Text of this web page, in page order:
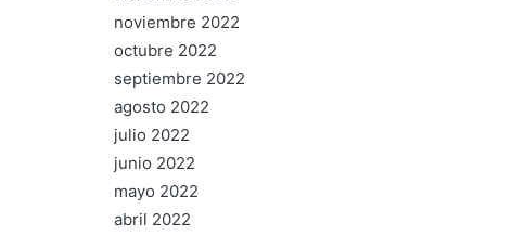
noviembre 2022
octubre 2022
septiembre 2022
agosto 2022
julio 2022
junio 2022
mayo 2022
abril 2022